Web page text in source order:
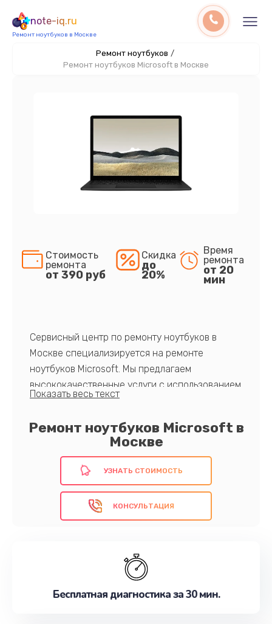
note-iq.ru
Ремонт ноутбуков в Москве
Ремонт ноутбуков /
Ремонт ноутбуков Microsoft в Москве
Ремонт ноутбуков Microsoft в
Москве
Стоимость
ремонта
от 390 руб
Скидка
до
20%
Время
ремонта
от 20
мин
Сервисный центр по ремонту ноутбуков в
Москве специализируется на ремонте
ноутбуков Microsoft. Мы предлагаем
высококачественные услуги с использованием
оригинальных запчастей, быстрое и
гарантию на все виды работ. Наши
специалисты регулярно проходят обучение и
имеют все необходимые сертификаты для
выполнения ремонта на самом высоком
уровне. Доверьте ремонт своего устройства
профессионалам и убедитесь в
Запишитесь на ремонт сейчас!
УЗНАТЬ СТОИМОСТЬ
КОНСУЛЬТАЦИЯ
Бесплатная диагностика за 30 мин.